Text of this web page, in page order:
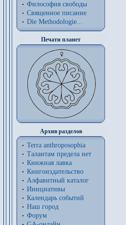
Философия cвободы
Священное писание
Die Methodologie...
Печати планет
Архив разделов
Terra anthroposophia
Талантам предела нет
Книжная лавка
Книгоиздательство
Алфавитный каталог
Инициативы
Календарь событий
Наш город
Форум